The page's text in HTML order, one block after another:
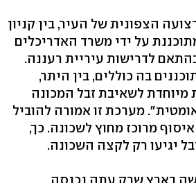
הצפונית של העיר, בין קניון
על ידי משרד האדריכלים
לדרישות עיריית רעננה.
בה כוללים, בין היתר,
לשאיבת זבל המכונה
מערכת זו אמורה להוביל
מרוכז מחוץ לשכונה. כך,
יגיעו רק לקצה השכונה.